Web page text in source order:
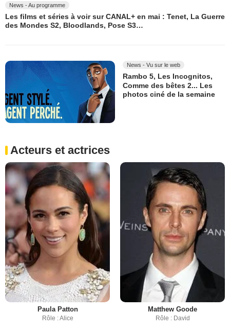
News - Au programme
Les films et séries à voir sur CANAL+ en mai : Tenet, La Guerre
des Mondes S2, Bloodlands, Pose S3…
News - Vu sur le web
Rambo 5, Les Incognitos,
Comme des bêtes 2... Les
photos ciné de la semaine
Acteurs et actrices
Paula Patton
Rôle : Alice
Matthew Goode
Rôle : David